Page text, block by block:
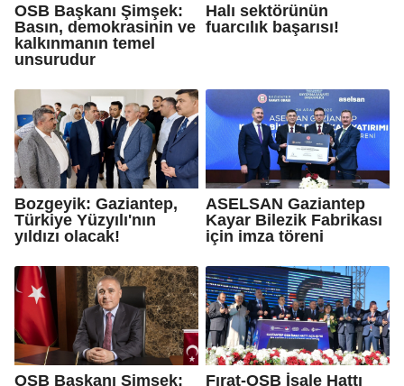
OSB Başkanı Şimşek:
Basın, demokrasinin ve
kalkınmanın temel
unsurudur
Halı sektörünün
fuarcılık başarısı!
Bozgeyik: Gaziantep,
Türkiye Yüzyılı'nın
yıldızı olacak!
ASELSAN Gaziantep
Kayar Bilezik Fabrikası
için imza töreni
OSB Başkanı Şimşek:
Fırat-OSB İsale Hattı